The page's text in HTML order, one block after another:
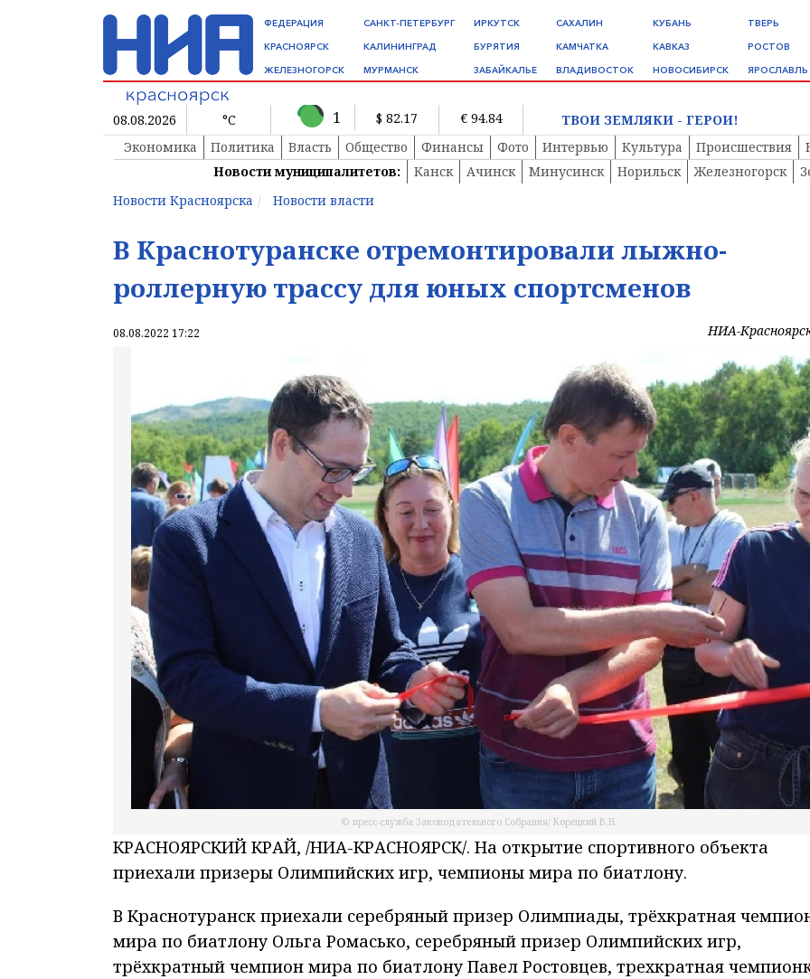
ФЕДЕРАЦИЯ
КРАСНОЯРСК
ЖЕЛЕЗНОГОРСК
САНКТ-ПЕТЕРБУРГ
КАЛИНИНГРАД
МУРМАНСК
ИРКУТСК
БУРЯТИЯ
ЗАБАЙКАЛЬЕ
САХАЛИН
КАМЧАТКА
ВЛАДИВОСТОК
КУБАНЬ
КАВКАЗ
НОВОСИБИРСК
ТВЕРЬ
РОСТОВ
ЯРОСЛАВЛЬ
08.08.2026 °C 1 $ 82.17 € 94.84
ТВОИ ЗЕМЛЯКИ - ГЕРОИ!
Экономика
Политика Власть Общество Финансы Фото Интервью Культура Происшествия
Новости муниципалитетов:
Канск Ачинск Минусинск Норильск Железногорск
Новости Красноярска
Новости власти
В Краснотуранске отремонтировали лыжно-
роллерную трассу для юных спортсменов
08.08.2022 17:22 НИА-
© пресс-служба Законодательного Собрания/ Корецкий В.Н.
КРАСНОЯРСКИЙ КРАЙ, /НИА-КРАСНОЯРСК/. На открытие спортивного объекта
приехали призеры Олимпийских игр, чемпионы мира по биатлону.
В Краснотуранск приехали серебряный призер Олимпиады, трёхкратная
мира по биатлону Ольга Ромасько, серебряный призер Олимпийских игр,
трёхкратный чемпион мира по биатлону Павел Ростовцев, трехкратная